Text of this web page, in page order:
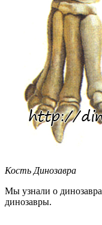
Кость Динозавра
Мы узнали о
динозавры.